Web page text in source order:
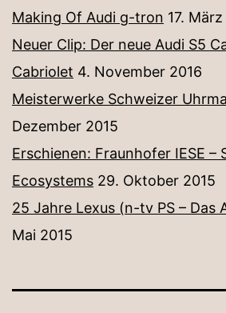
Making Of Audi g-tron 17.
Neuer Clip: Der neue Audi S5
Cabriolet 4. November 2016
Meisterwerke Schweizer
Dezember 2015
Erschienen: Fraunhofer IESE –
Ecosystems 29. Oktober 2015
25 Jahre Lexus (n-tv PS – Das
Mai 2015